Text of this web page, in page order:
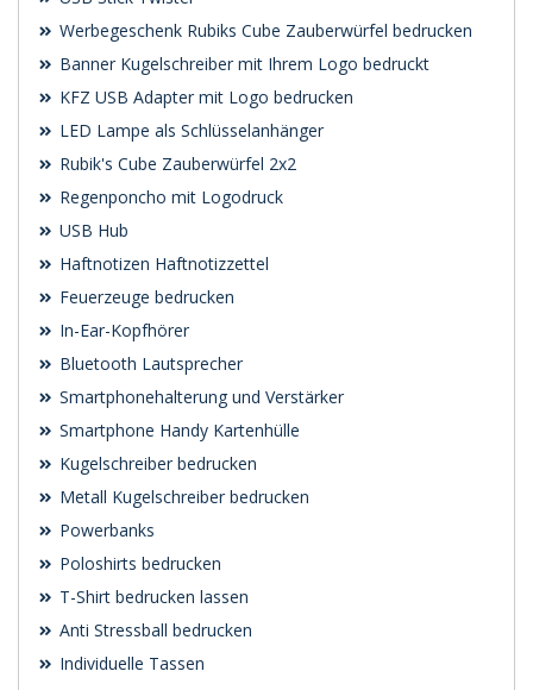
Werbegeschenk Rubiks Cube Zauberwürfel bedrucken
Banner Kugelschreiber mit Ihrem Logo bedruckt
KFZ USB Adapter mit Logo bedrucken
LED Lampe als Schlüsselanhänger
Rubik's Cube Zauberwürfel 2x2
Regenponcho mit Logodruck
USB Hub
Haftnotizen Haftnotizzettel
Feuerzeuge bedrucken
In-Ear-Kopfhörer
Bluetooth Lautsprecher
Smartphonehalterung und Verstärker
Smartphone Handy Kartenhülle
Kugelschreiber bedrucken
Metall Kugelschreiber bedrucken
Powerbanks
Poloshirts bedrucken
T-Shirt bedrucken lassen
Anti Stressball bedrucken
Individuelle Tassen